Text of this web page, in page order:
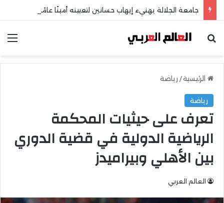
بحث عن
الرئيسية/ رياضة
رياضة
تعرف على حيثيات المحكمة
الرياضية الدولية في قضية الدوري
بين الأهلي وبيراميدز
العالم العربي